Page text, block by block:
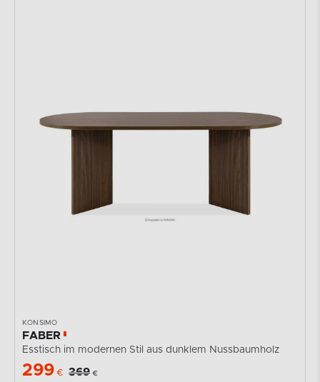
KONSIMO
FABER
Esstisch im modernen Stil aus dunklem Nussbaumholz
299 € 369 €